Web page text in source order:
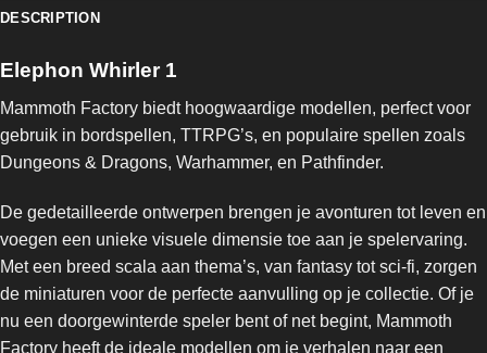
DESCRIPTION
Elephon Whirler 1
Mammoth Factory biedt hoogwaardige modellen, perfect voor
gebruik in bordspellen, TTRPG’s, en populaire spellen zoals
Dungeons & Dragons, Warhammer, en Pathfinder.
De gedetailleerde ontwerpen brengen je avonturen tot leven en
voegen een unieke visuele dimensie toe aan je spelervaring.
Met een breed scala aan thema’s, van fantasy tot sci-fi, zorgen
de miniaturen voor de perfecte aanvulling op je collectie. Of je
nu een doorgewinterde speler bent of net begint, Mammoth
Factory heeft de ideale modellen om je verhalen naar een